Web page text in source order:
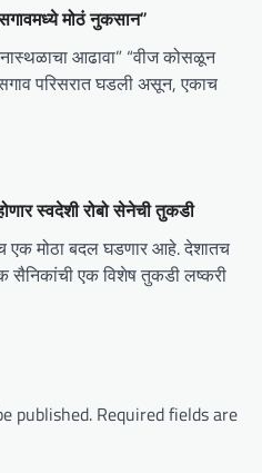
मोठं नुकसान”
आढावा” “वीज कोसळून
परिसरात घडली असून, एकाच
स्वदेशी रोबो सेनेची तुकडी
एक मोठा बदल घडणार आहे. देशातच
सैनिकांची एक विशेष तुकडी लष्करी
published. Required fields are